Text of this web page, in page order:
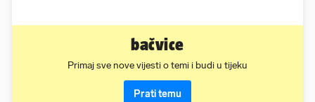
bačvice
Primaj sve nove vijesti o temi i budi u tijeku
Prati temu